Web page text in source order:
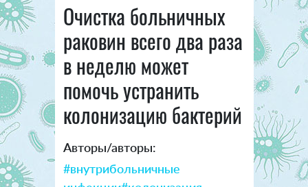
Очистка больничных
раковин всего два раза
в неделю может
помочь устранить
колонизацию бактерий
Авторы/авторы:
#внутрибольничные